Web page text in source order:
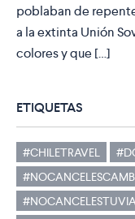
poblaban de
a la extinta Unión
colores y que […]
ETIQUETAS
#CHILETRAVEL